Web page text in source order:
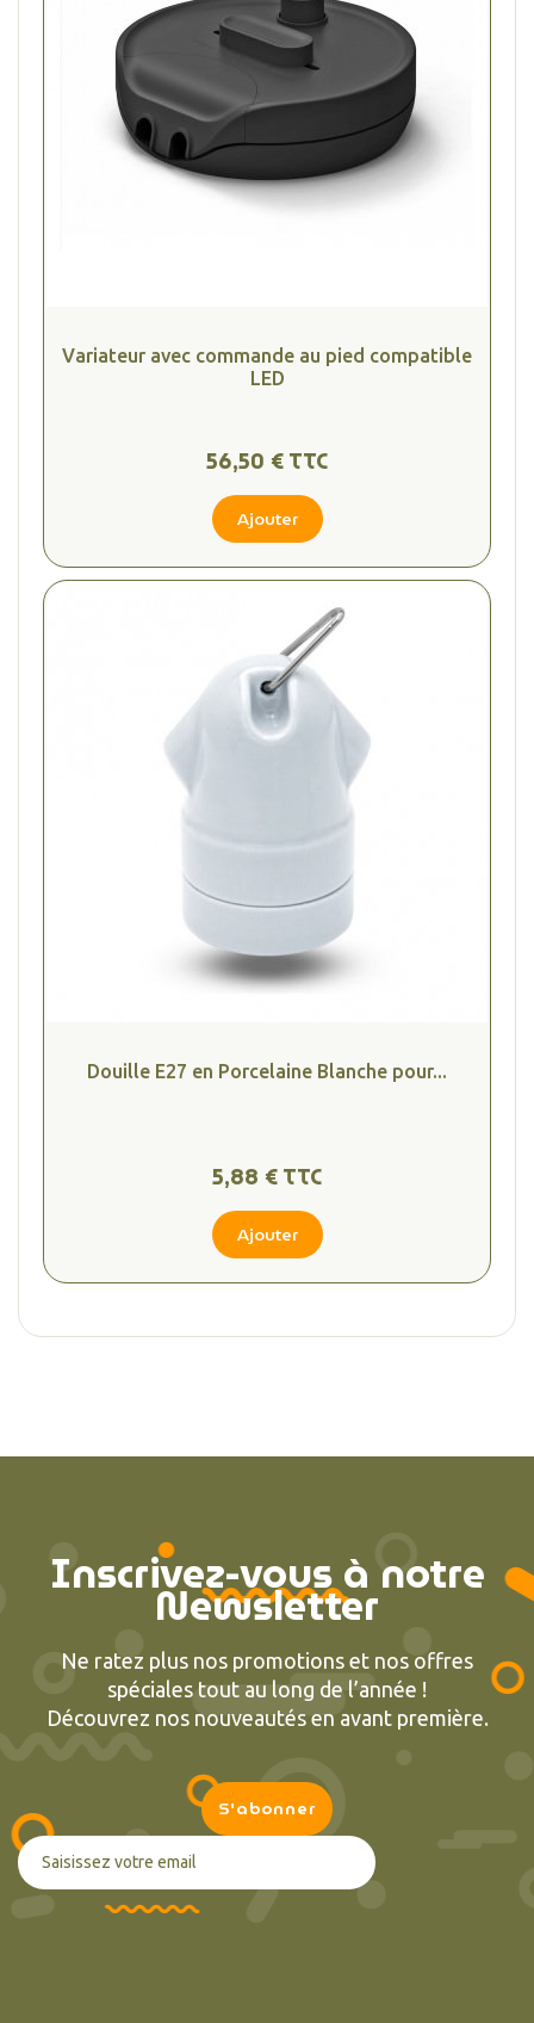
Variateur avec commande au pied compatible
LED
56,50 € TTC
Ajouter
Douille E27 en Porcelaine Blanche pour...
5,88 € TTC
Ajouter
Inscrivez-vous à notre
Newsletter
Ne ratez plus nos promotions et nos offres
spéciales tout au long de l’année !
Découvrez nos nouveautés en avant première.